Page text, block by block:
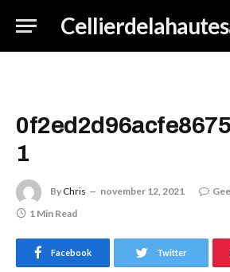
1
By Chris november 12, 2021
1 Min Read
Facebook Twitter